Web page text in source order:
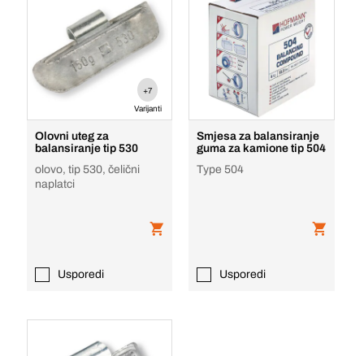
+7
Varijanti
Olovni uteg za
balansiranje tip 530
olovo, tip 530, čelični
naplatci
Usporedi
Smjesa za balansiranje
guma za kamione tip 504
Type 504
Usporedi